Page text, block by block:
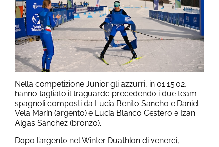
Nella competizione Junior gli azzurri, in 01:15:02,
hanno tagliato il traguardo precedendo i due team
spagnoli composti da Lucía Benito Sancho e Daniel
Vela Marín (argento) e Lucía Blanco Cestero e Izan
Algas Sánchez (bronzo).
Dopo l’argento nel Winter Duathlon di venerdì,